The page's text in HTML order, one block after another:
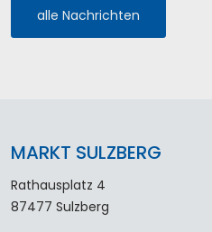
alle Nachrichten
MARKT SULZBERG
Rathausplatz 4
87477 Sulzberg